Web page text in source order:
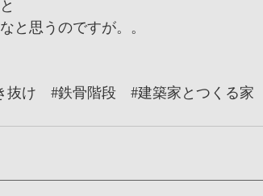
と思うのですが。。
抜け #鉄骨階段 #建築家とつくる家